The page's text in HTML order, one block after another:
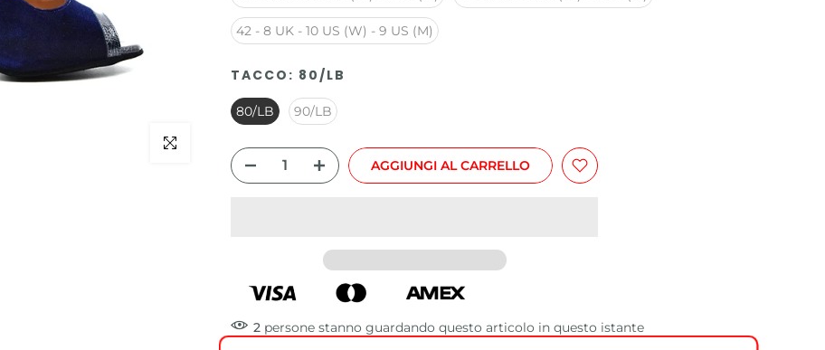
Clicca per ingrandire
42 - 8 UK - 10 US (W) - 9 US (M)
TACCO: 80/LB
80/LB 90/LB
AGGIUNGI AL CARRELLO
2 persone stanno guardando questo articolo in questo istante